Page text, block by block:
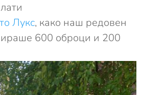
Лукс, како наш редовен
600 оброци и 200